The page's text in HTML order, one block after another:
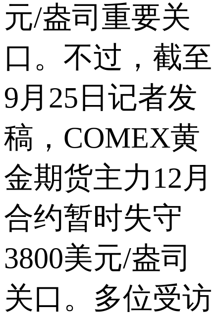
元/盎司重要关
口。不过，截至
9月25日记者发
稿，COMEX黄
金期货主力12月
合约暂时失守
3800美元/盎司
关口。多位受访